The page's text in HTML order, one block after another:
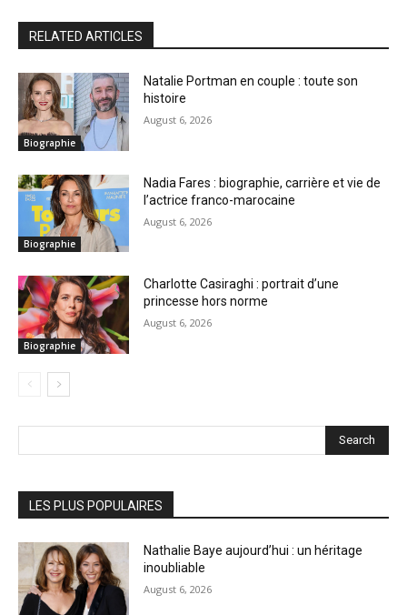
RELATED ARTICLES
Biographie
Natalie Portman en couple : toute son
histoire
August 6, 2026
Biographie
Nadia Fares : biographie, carrière et vie de
l’actrice franco-marocaine
August 6, 2026
Biographie
Charlotte Casiraghi : portrait d’une
princesse hors norme
August 6, 2026
Search
LES PLUS POPULAIRES
Nathalie Baye aujourd’hui : un héritage
inoubliable
August 6, 2026